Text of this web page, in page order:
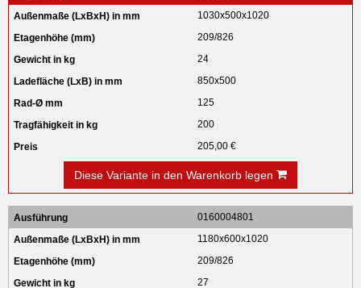
1030x500x1020
209/826
24
850x500
125
200
205,00 €
Diese Variante in den Warenkorb legen
0160004801
1180x600x1020
209/826
27